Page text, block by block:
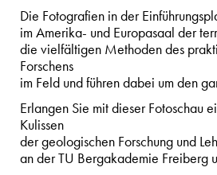
Die Fotografien in der
im Amerika- und Europasaal der
die vielfältigen Methoden des
Forschens
im Feld und führen dabei um den
Erlangen Sie mit dieser Fotoschau
Kulissen
der geologischen Forschung und
an der TU Bergakademie Freiberg